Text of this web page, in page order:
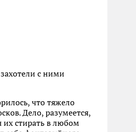
с ними
что тяжело
Дело, разумеется,
их стирать в любом